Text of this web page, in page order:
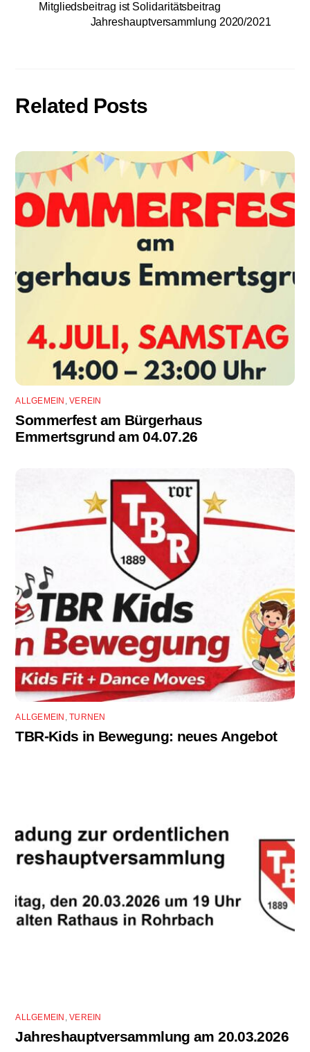
Mitgliedsbeitrag ist Solidaritätsbeitrag
Jahreshauptversammlung 2020/2021
Related Posts
ALLGEMEIN ,VEREIN
Sommerfest am Bürgerhaus
Emmertsgrund am 04.07.26
ALLGEMEIN ,TURNEN
TBR-Kids in Bewegung: neues Angebot
ALLGEMEIN ,VEREIN
Jahreshauptversammlung am 20.03.2026